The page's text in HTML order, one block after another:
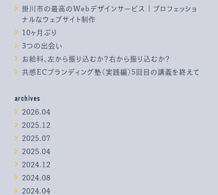
掛川市の最高のWebデザインサービス | プロフェッショ
ナルなウェブサイト制作
10ヶ月ぶり
3つの出会い
お給料、左から振り込むか？右から振り込むか？
共感ECブランディング塾（実践編）5回目の講義を終えて
archives
2026.04
2025.12
2025.07
2025.04
2024.12
2024.08
2024.04